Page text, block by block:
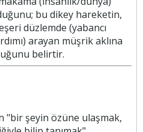
bu dikey hareketin,
düzlemde (yabancı
arayan müşrik aklına
belirtir.
"bir şeyin özüne ulaşmak,